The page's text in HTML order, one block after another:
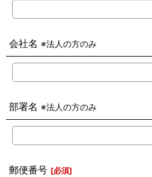
会社名 ※法人の方のみ
部署名 ※法人の方のみ
郵便番号 [必須]